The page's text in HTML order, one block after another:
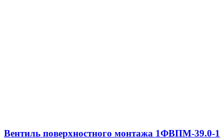
Вентиль поверхностного монтажа 1ФВПМ-39.0-1